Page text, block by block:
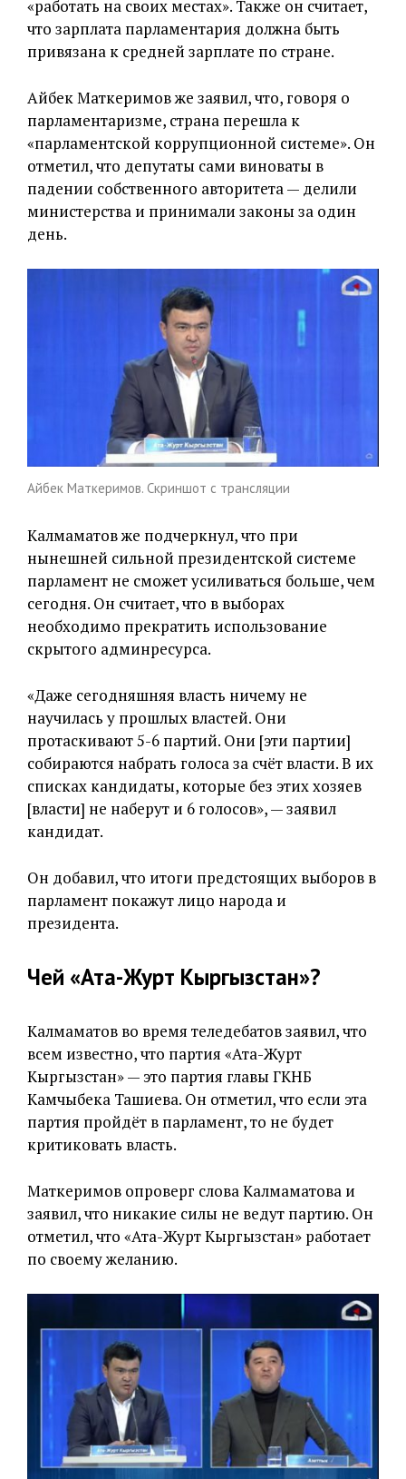
«работать на своих местах». Также он считает,
что зарплата парламентария должна быть
привязана к средней зарплате по стране.
Айбек Маткеримов же заявил, что, говоря о
парламентаризме, страна перешла к
«парламентской коррупционной системе». Он
отметил, что депутаты сами виноваты в
падении собственного авторитета — делили
министерства и принимали законы за один
день.
Айбек Маткеримов. Скриншот с трансляции
Калмаматов же подчеркнул, что при
нынешней сильной президентской системе
парламент не сможет усиливаться больше, чем
сегодня. Он считает, что в выборах
необходимо прекратить использование
скрытого админресурса.
«Даже сегодняшняя власть ничему не
научилась у прошлых властей. Они
протаскивают 5-6 партий. Они [эти партии]
собираются набрать голоса за счёт власти. В их
списках кандидаты, которые без этих хозяев
[власти] не наберут и 6 голосов», — заявил
кандидат.
Он добавил, что итоги предстоящих выборов в
парламент покажут лицо народа и
президента.
Чей «Ата-Журт Кыргызстан»?
Калмаматов во время теледебатов заявил, что
всем известно, что партия «Ата-Журт
Кыргызстан» — это партия главы ГКНБ
Камчыбека Ташиева. Он отметил, что если эта
партия пройдёт в парламент, то не будет
критиковать власть.
Маткеримов опроверг слова Калмаматова и
заявил, что никакие силы не ведут партию. Он
отметил, что «Ата-Журт Кыргызстан» работает
по своему желанию.